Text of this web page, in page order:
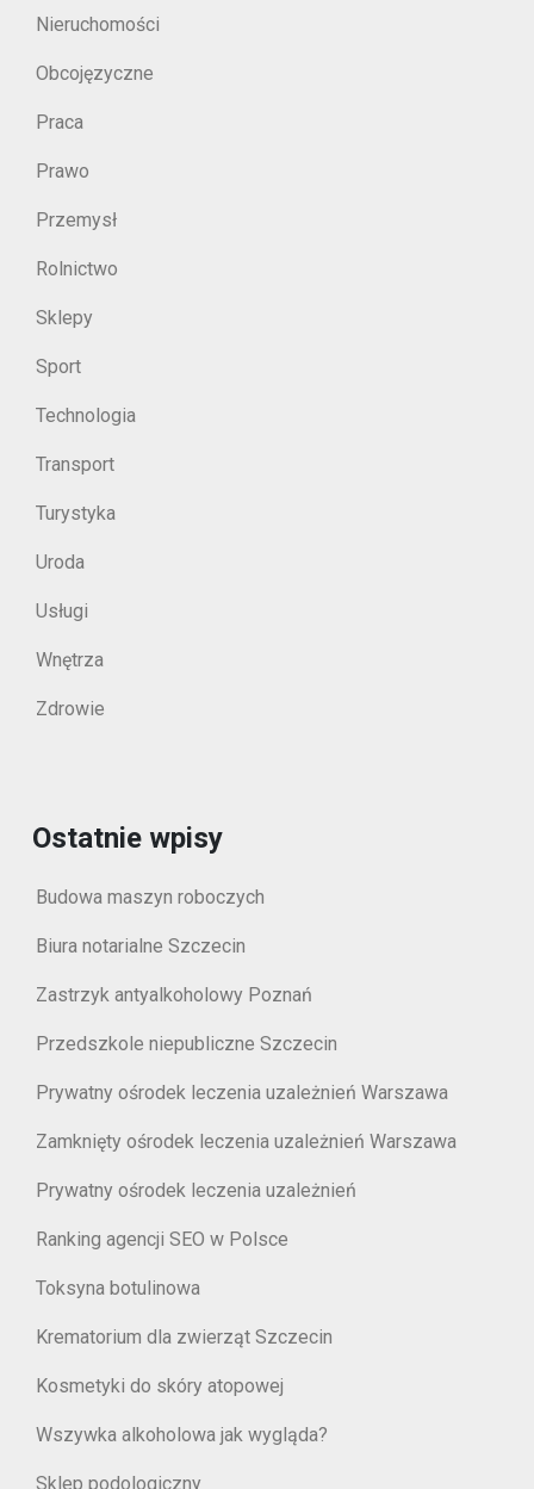
Nieruchomości
Obcojęzyczne
Praca
Prawo
Przemysł
Rolnictwo
Sklepy
Sport
Technologia
Transport
Turystyka
Uroda
Usługi
Wnętrza
Zdrowie
Ostatnie wpisy
Budowa maszyn roboczych
Biura notarialne Szczecin
Zastrzyk antyalkoholowy Poznań
Przedszkole niepubliczne Szczecin
Prywatny ośrodek leczenia uzależnień Warszawa
Zamknięty ośrodek leczenia uzależnień Warszawa
Prywatny ośrodek leczenia uzależnień
Ranking agencji SEO w Polsce
Toksyna botulinowa
Krematorium dla zwierząt Szczecin
Kosmetyki do skóry atopowej
Wszywka alkoholowa jak wygląda?
Sklep podologiczny